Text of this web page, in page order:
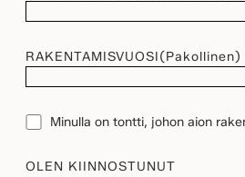
RAKENTAMISVUOSI(Pakollinen)
TONTTIMinulla on tontti, johon aion
OLEN KIINNOSTUNUT